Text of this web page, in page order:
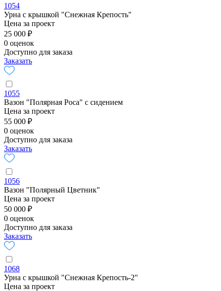
1054
Урна с крышкой "Снежная Крепость"
Цена за проект
25 000 ₽
0 оценок
Доступно для заказа
Заказать
1055
Вазон "Полярная Роса" с сидением
Цена за проект
55 000 ₽
0 оценок
Доступно для заказа
Заказать
1056
Вазон "Полярный Цветник"
Цена за проект
50 000 ₽
0 оценок
Доступно для заказа
Заказать
1068
Урна с крышкой "Снежная Крепость-2"
Цена за проект